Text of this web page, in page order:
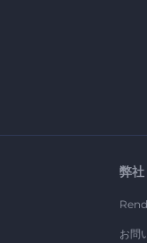
弊社
お問